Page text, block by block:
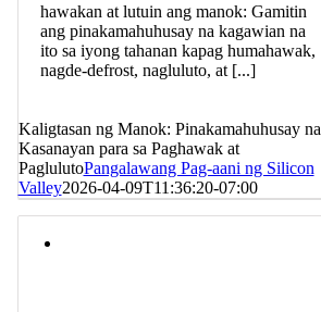
hawakan at lutuin ang manok: Gamitin
ang pinakamahuhusay na kagawian na
ito sa iyong tahanan kapag humahawak,
nagde-defrost, nagluluto, at [...]
Kaligtasan ng Manok: Pinakamahuhusay na
Kasanayan para sa Paghawak at
PaglulutoPangalawang Pag-aani ng Silicon
Valley2026-04-09T11:36:20-07:00